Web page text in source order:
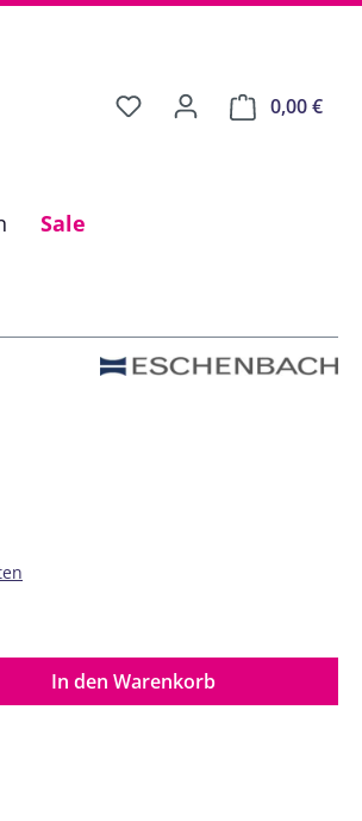
0,00 €
Sale
gewünschten Wert
In den Warenkorb